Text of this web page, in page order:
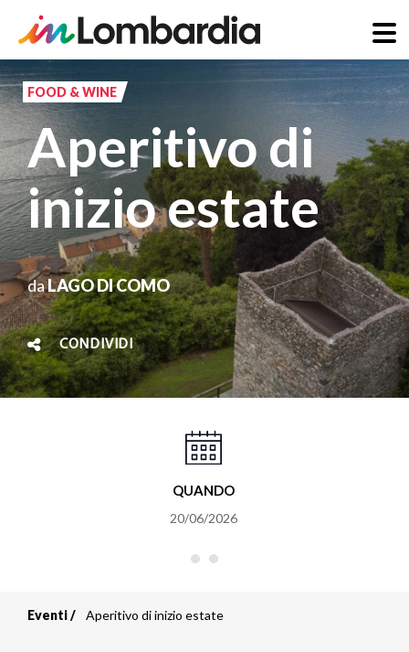
Salta
al
contenuto
principale
FOOD & WINE
Aperitivo di
inizio estate
daLAGO DI COMO
CONDIVIDI
QUANDO
20/06/2026
Eventi Aperitivo di inizio estate